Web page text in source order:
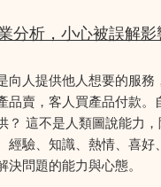
分析，小心被誤解
向人提供他人想要的服務
品賣，客人買產品付款。
？ 這不是人類圖說能力
經驗、知識、熱情、喜好
決問題的能力與心態。